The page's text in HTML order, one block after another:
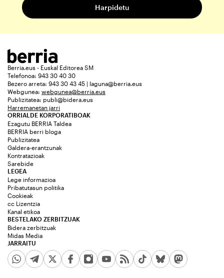
Berria.eus - Euskal Editorea SM
Telefonoa: 943 30 40 30
Bezero arreta: 943 30 43 45 | laguna@berria.eus
Webgunea: webgunea@berria.eus
Publizitatea: publi@bidera.eus
Harremanetan jarri
ORRIALDE KORPORATIBOAK
Ezagutu BERRIA Taldea
BERRIA berri bloga
Publizitatea
Galdera-erantzunak
Kontratazioak
Sarebide
JARRAITU
LEGEA
Lege informazioa
Pribatutasun politika
Cookieak
cc Lizentzia
Kanal etikoa
BESTELAKO ZERBITZUAK
Bidera zerbitzuak
Midas Media